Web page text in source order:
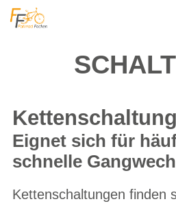
Kettenschaltung
Eignet sich für
schnelle
Kettenschaltungen finden